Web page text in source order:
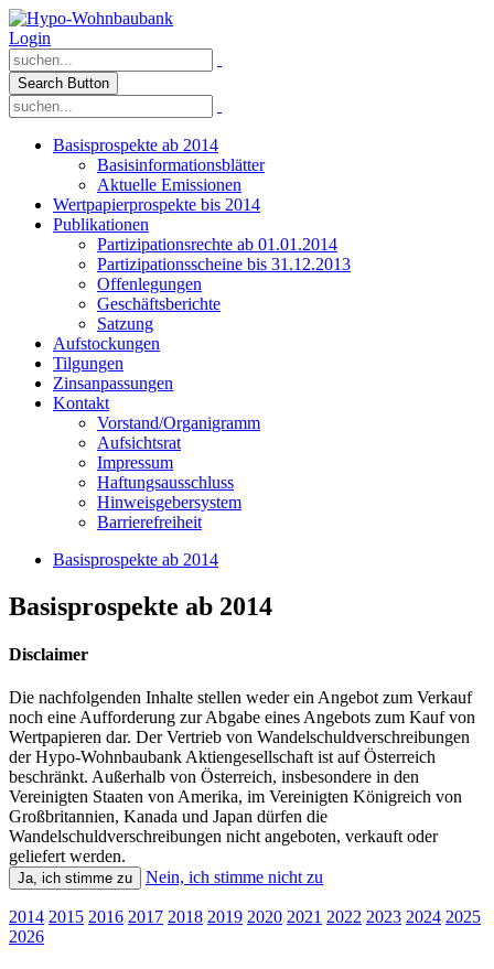
Login
Search Button
Basisprospekte ab 2014
Basisinformationsblätter
Aktuelle Emissionen
Wertpapierprospekte bis 2014
Publikationen
Partizipationsrechte ab 01.01.2014
Partizipationsscheine bis 31.12.2013
Offenlegungen
Geschäftsberichte
Satzung
Aufstockungen
Tilgungen
Zinsanpassungen
Kontakt
Vorstand/Organigramm
Aufsichtsrat
Impressum
Haftungsausschluss
Hinweisgebersystem
Barrierefreiheit
Basisprospekte ab 2014
Basisprospekte ab 2014
Disclaimer
Die nachfolgenden Inhalte stellen weder ein Angebot zum Verkauf
noch eine Aufforderung zur Abgabe eines Angebots zum Kauf von
Wertpapieren dar. Der Vertrieb von Wandelschuldverschreibungen
der Hypo-Wohnbaubank Aktiengesellschaft ist auf Österreich
beschränkt. Außerhalb von Österreich, insbesondere in den
Vereinigten Staaten von Amerika, im Vereinigten Königreich von
Großbritannien, Kanada und Japan dürfen die
Wandelschuldverschreibungen nicht angeboten, verkauft oder
geliefert werden.
Ja, ich stimme zu Nein, ich stimme nicht zu
2014 2015 2016 2017 2018 2019 2020 2021 2022 2023 2024 2025
2026